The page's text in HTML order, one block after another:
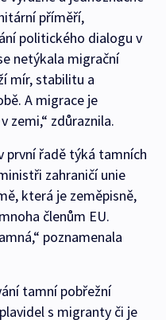
příměří,
politického dialogu v
netýkala migrační
mír, stabilitu a
A migrace je
zemi,“ zdůraznila.
první řadě týká tamních
zahraničí unie
která je zeměpisně,
členům EU.
poznamenala
tamní pobřežní
s migranty či je